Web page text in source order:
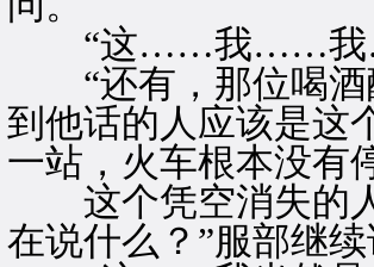
“这……我……我
“还有，那位喝酒
到他话的人应该是这
一站，火车根本没
这个凭空消失的人
在说什么？”服部继续